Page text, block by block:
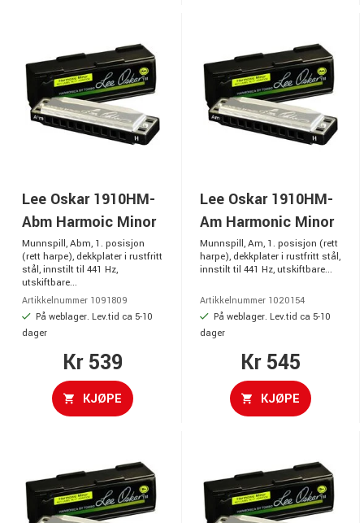
Lee Oskar 1910HM-
Abm Harmoic Minor
Munnspill, Abm, 1. posisjon
(rett harpe), dekkplater i rustfritt
stål, innstilt til 441 Hz,
utskiftbare...
Artikkelnummer 1091809
På weblager. Lev.tid ca 5-10
dager
Kr 539
KJØPE
Lee Oskar 1910HM-
Am Harmonic Minor
Munnspill, Am, 1. posisjon (rett
harpe), dekkplater i rustfritt stål,
innstilt til 441 Hz, utskiftbare...
Artikkelnummer 1020154
På weblager. Lev.tid ca 5-10
dager
Kr 545
KJØPE